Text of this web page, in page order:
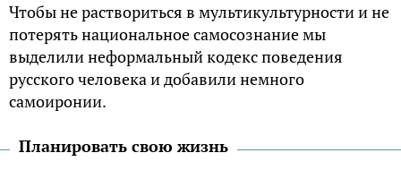
Чтобы не раствориться в мультикультурности и не
потерять национальное самосознание мы
выделили неформальный кодекс поведения
русского человека и добавили немного
самоиронии.
Планировать свою жизнь